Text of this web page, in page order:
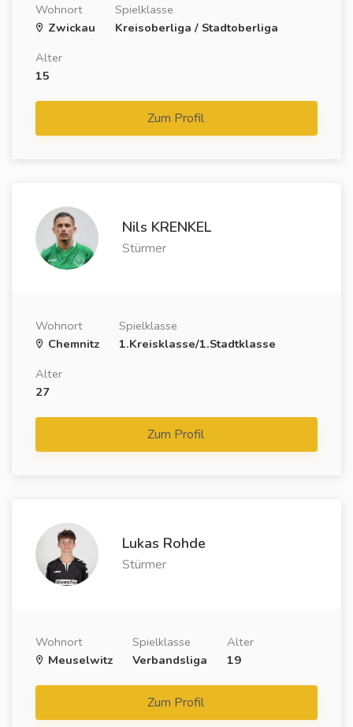
Wohnort
Zwickau
Spielklasse
Kreisoberliga / Stadtoberliga
Alter
15
Zum Profil
Nils KRENKEL
Stürmer
Wohnort
Chemnitz
Spielklasse
1.Kreisklasse/1.Stadtklasse
Alter
27
Zum Profil
Lukas Rohde
Stürmer
Wohnort
Meuselwitz
Spielklasse
Verbandsliga
Alter
19
Zum Profil